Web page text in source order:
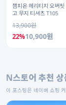
챔피온 헤리티지 오버핏
고 무지 티셔츠 T105
13,900원
22%10,900원
N스토어 추천 상
이 포스팅은 네이버 쇼핑